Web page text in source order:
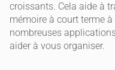
croissants. Cela aide à
mémoire à court terme
nombreuses
aider à vous organiser.